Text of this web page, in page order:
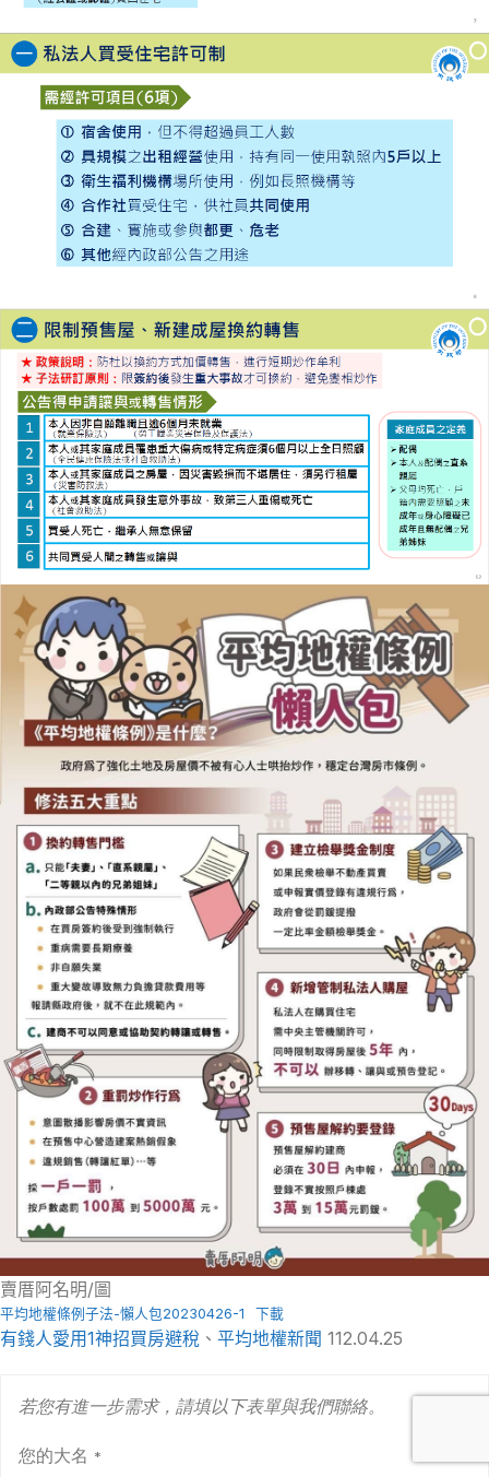
賣厝阿名明/圖
平均地權條例子法-懶人包20230426-1 下載
有錢人愛用1神招買房避稅 、 平均地權新聞 112.04.25
若您有進一步需求，請填以下表單與我們聯絡。
您的大名 *